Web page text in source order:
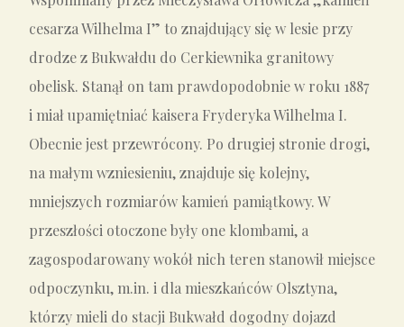
cesarza Wilhelma I” to znajdujący się w lesie przy
drodze z Bukwałdu do Cerkiewnika granitowy
obelisk. Stanął on tam prawdopodobnie w roku 1887
i miał upamiętniać kaisera Fryderyka Wilhelma I.
Obecnie jest przewrócony. Po drugiej stronie drogi,
na małym wzniesieniu, znajduje się kolejny,
mniejszych rozmiarów kamień pamiątkowy. W
przeszłości otoczone były one klombami, a
zagospodarowany wokół nich teren stanowił miejsce
odpoczynku, m.in. i dla mieszkańców Olsztyna,
którzy mieli do stacji Bukwałd dogodny dojazd